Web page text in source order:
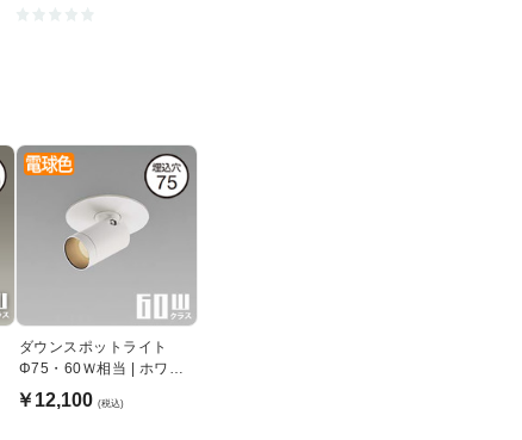
ダウンスポットライト
Φ75・60Ｗ相当 | ホワイ
ト
￥12,100 (税込)